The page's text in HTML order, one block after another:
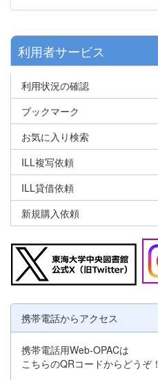
利用者サービス
利用状況の確認
ブックマーク
お気に入り検索
ILL複写依頼
ILL貸借依頼
新規購入依頼
携帯電話からアクセス
携帯電話用Web-OPACは
こちらのQRコードからどうぞ！